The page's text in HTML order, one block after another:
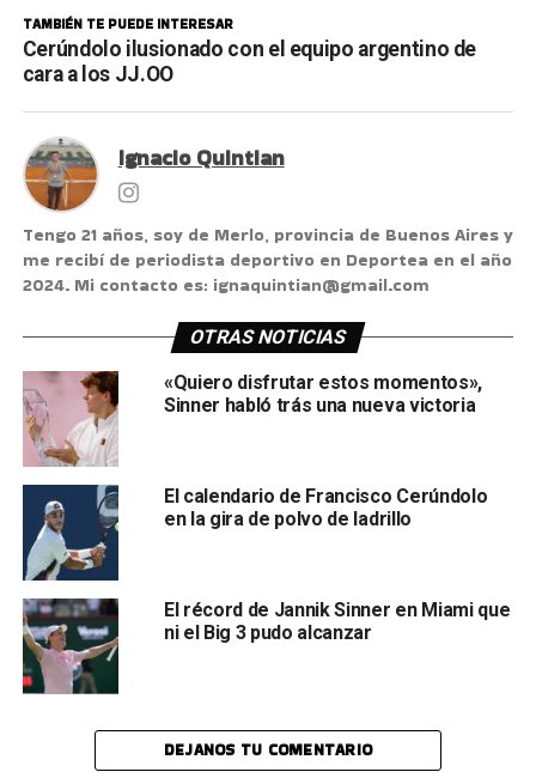
TAMBIÉN TE PUEDE INTERESAR
Cerúndolo ilusionado con el equipo argentino de
cara a los JJ.OO
Ignacio Quintian
Tengo 21 años, soy de Merlo, provincia de Buenos Aires y
me recibí de periodista deportivo en Deportea en el año
2024. Mi contacto es: ignaquintian@gmail.com
OTRAS NOTICIAS
«Quiero disfrutar estos momentos»,
Sinner habló trás una nueva victoria
El calendario de Francisco Cerúndolo
en la gira de polvo de ladrillo
El récord de Jannik Sinner en Miami que
ni el Big 3 pudo alcanzar
DEJANOS TU COMENTARIO